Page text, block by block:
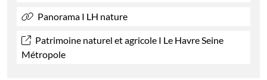
Panorama I LH nature
Patrimoine naturel et agricole I Le Havre Seine
Métropole